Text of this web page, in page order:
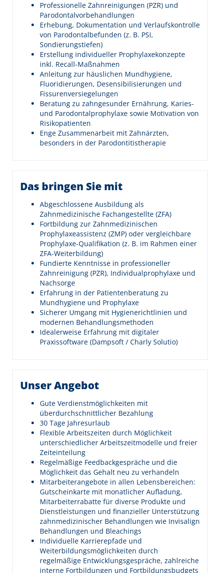
Professionelle Zahnreinigungen (PZR) und
Parodontalvorbehandlungen
Erhebung, Dokumentation und Verlaufskontrolle
von Parodontalbefunden (z. B. PSI,
Sondierungstiefen)
Erstellung individueller Prophylaxekonzepte
inkl. Recall-Maßnahmen
Anleitung zur häuslichen Mundhygiene,
Fluoridierungen, Desensibilisierungen und
Fissurenversiegelungen
Beratung zu zahngesunder Ernährung, Karies-
und Parodontalprophylaxe sowie Motivation von
Risikopatienten
Enge Zusammenarbeit mit Zahnärzten,
besonders in der Parodontitistherapie
Das bringen Sie mit
Abgeschlossene Ausbildung als
Zahnmedizinische Fachangestellte (ZFA)
Fortbildung zur Zahnmedizinischen
Prophylaxeassistenz (ZMP) oder vergleichbare
Prophylaxe-Qualifikation (z. B. im Rahmen einer
ZFA-Weiterbildung)
Fundierte Kenntnisse in professioneller
Zahnreinigung (PZR), Individualprophylaxe und
Nachsorge
Erfahrung in der Patientenberatung zu
Mundhygiene und Prophylaxe
Sicherer Umgang mit Hygienerichtlinien und
modernen Behandlungsmethoden
Idealerweise Erfahrung mit digitaler
Praxissoftware (Dampsoft / Charly Solutio)
Unser Angebot
Gute Verdienstmöglichkeiten mit
überdurchschnittlicher Bezahlung
30 Tage Jahresurlaub
Flexible Arbeitszeiten durch Möglichkeit
unterschiedlicher Arbeitszeitmodelle und freier
Zeiteinteilung
Regelmäßige Feedbackgespräche und die
Möglichkeit das Gehalt neu zu verhandeln
Mitarbeiterangebote in allen Lebensbereichen:
Gutscheinkarte mit monatlicher Aufladung,
Mitarbeiterrabatte für diverse Produkte und
Dienstleistungen und finanzieller Unterstützung
zahnmedizinischer Behandlungen wie Invisalign
Behandlungen und Bleachings
Individuelle Karrierepfade und
Weiterbildungsmöglichkeiten durch
regelmäßige Entwicklungsgespräche, zahlreiche
interne Fortbildungen und Fortbildungsbudgets